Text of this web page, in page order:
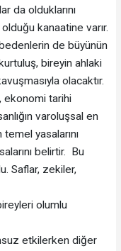
da olduklarını
kanaatine varır.
de büyünün
bireyin ahlaki
olacaktır.
ekonomi tarihi
varoluşsal en
yasalarını
belirtir. Bu
Saflar, zekiler,
olumlu
etkilerken diğer